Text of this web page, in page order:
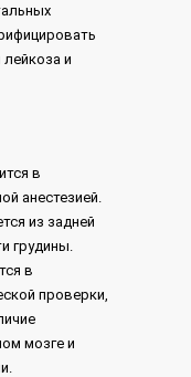
и
в
анестезией.
из задней
грудины.
в
проверки,
мозге и